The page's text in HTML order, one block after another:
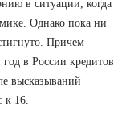
в ситуации, когда
Однако пока ни
Причем
в России кредитов
высказываний
к 16.